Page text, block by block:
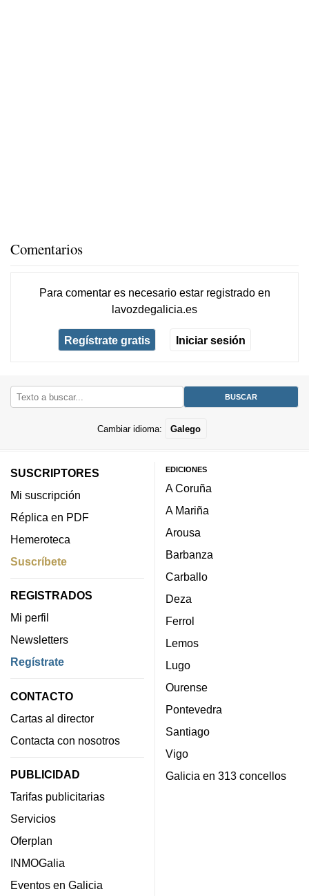
Comentarios
Para comentar es necesario estar registradoen
lavozdegalicia.es
Regístrate gratis Iniciar sesión
Cambiar idioma: Galego
SUSCRIPTORES
Mi suscripción
Réplica en PDF
Hemeroteca
Suscríbete
REGISTRADOS
Mi perfil
Newsletters
Regístrate
CONTACTO
Cartas al director
Contacta con nosotros
PUBLICIDAD
Tarifas publicitarias
Servicios
Oferplan
INMOGalia
Eventos en Galicia
EDICIONES
A Coruña
A Mariña
Arousa
Barbanza
Carballo
Deza
Ferrol
Lemos
Lugo
Ourense
Pontevedra
Santiago
Vigo
Galicia en 313 concellos